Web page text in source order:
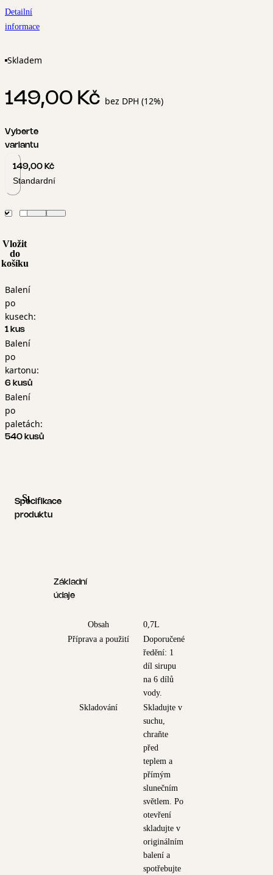
Detailní
informace
Skladem
149,00 Kč bez DPH (12%)
Vyberte
variantu
149,00 Kč
Standardní
Vložit
do
košíku
Balení
po
kusech:
1 kus
Balení
po
kartonu:
6 kusů
Balení
po
paletách:
540 kusů
Specifikace produktu
Specifikace
produktu
Základní
údaje
Obsah
0,7L
Příprava a použití
Doporučené
ředění: 1
díl sirupu
na 6 dílů
vody.
Skladování
Skladujte v
suchu,
chraňte
před
teplem a
přímým
slunečním
světlem. Po
otevření
skladujte v
originálním
balení a
spotřebujte